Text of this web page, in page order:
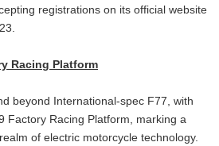
registrations on its official website
Racing Platform
beyond International-spec F77, with
Factory Racing Platform, marking a
of electric motorcycle technology.